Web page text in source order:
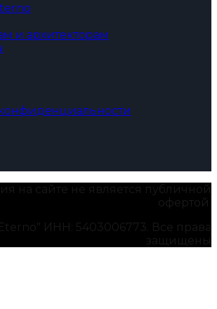
и архитекторам
на сайте не является публичной
офертой.
ИНН: 5403006773. Все права
защищены